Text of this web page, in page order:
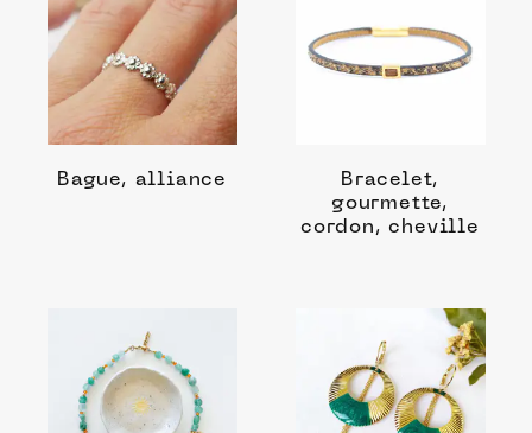
Bague, alliance
Bracelet,
gourmette,
cordon, cheville